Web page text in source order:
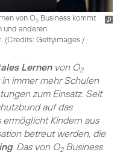
von O2 Business kommt
und anderen
(Credits: Gettyimages /
Lernenvon O2
immer mehr Schulen
zum Einsatz. Seit
auf das
ermöglicht Kindern aus
betreut werden, die
. Das von O2Business